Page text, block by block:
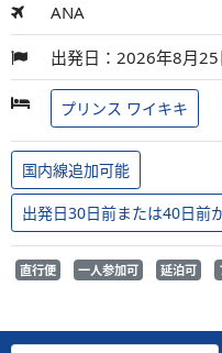
ANA
出発日：2026年8月
プリンス ワイキキ
国内線追加可能
出発日30日前または40日前
直行便 一人参加可 延泊可